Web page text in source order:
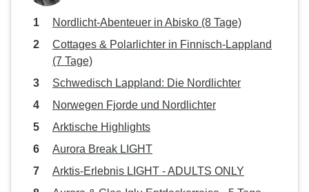
Nordlicht-Abenteuer in Abisko (8 Tage)
Cottages & Polarlichter in Finnisch-Lappland
(7 Tage)
Schwedisch Lappland: Die Nordlichter
Norwegen Fjorde und Nordlichter
Arktische Highlights
Aurora Break LIGHT
Arktis-Erlebnis LIGHT - ADULTS ONLY